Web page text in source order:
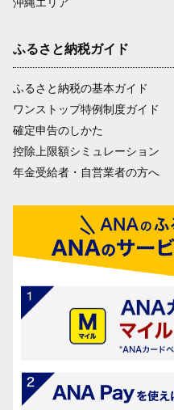
沖縄エリア
ふるさと納税ガイド
ふるさと納税の基本ガイド
ワンストップ特例制度ガイド
確定申告のしかた
控除上限額シミュレーション
年金受給者・自営業者の方へ